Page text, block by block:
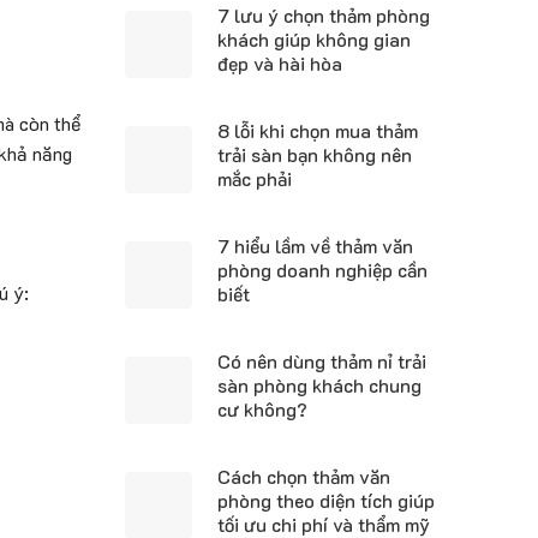
còn thể
năng
ý:
7 lưu ý chọn thảm phòng
khách giúp không gian
đẹp và hài hòa
8 lỗi khi chọn mua thảm
trải sàn bạn không nên
mắc phải
7 hiểu lầm về thảm văn
phòng doanh nghiệp cần
biết
Có nên dùng thảm nỉ trải
sàn phòng khách chung
cư không?
Cách chọn thảm văn
phòng theo diện tích giúp
tối ưu chi phí và thẩm mỹ